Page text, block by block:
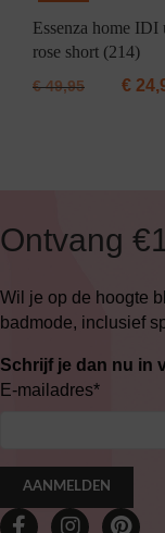
Essenza home IDI
rose short (214)
€49,95 €
Ontvang
Wil je op de hoogte
badmode, inclusief
Schrijf je dan nu in
E-mailadres*
AANMELDEN